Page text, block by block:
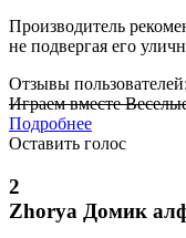
Производитель
не подвергая его
Отзывы
Играем вместе
Подробнее
Оставить голос
2
Zhorya Домик